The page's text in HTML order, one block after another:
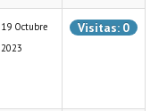
19 Octubre
2023
Visitas: 0